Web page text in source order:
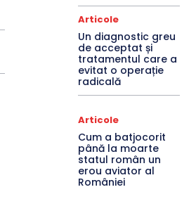
Articole
Un diagnostic greu
de acceptat și
tratamentul care a
evitat o operație
radicală
Articole
Cum a batjocorit
până la moarte
statul român un
erou aviator al
României